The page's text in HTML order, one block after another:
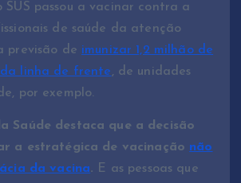
SUS passou a vacinar contra a
de saúde da atenção
previsão de imunizar 1,2 milhão de
linha de frente, de unidades
por exemplo.
Saúde destaca que a decisão
a estratégica de vacinação não
da vacina. E as pessoas que